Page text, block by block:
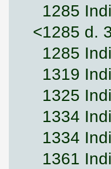
1285
<1285 d.
1285
1319
1325
1334
1334
1361